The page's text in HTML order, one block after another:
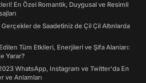
En Özel Romantik, Duygusal ve Resimli
Gerçekler de Saadetiniz de Çil Çil Altınlarda
Tüm Etkileri, Enerjileri ve Şifa Alanları:
Yarar?
WhatsApp, Instagram ve Twitter'da En
ve Anlamları